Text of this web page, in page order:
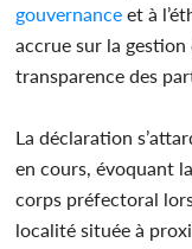
gouvernance et à
accrue sur la
transparence des
La déclaration
en cours, évoquant
corps préfectoral
localité située à